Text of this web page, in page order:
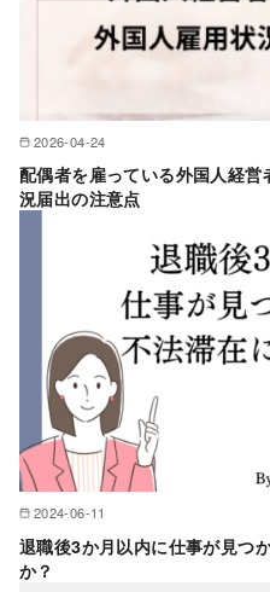
2026-04-24
配偶者を雇っている外国人経
況届出の注意点
2024-06-11
退職後3か月以内に仕事が見つ
か？